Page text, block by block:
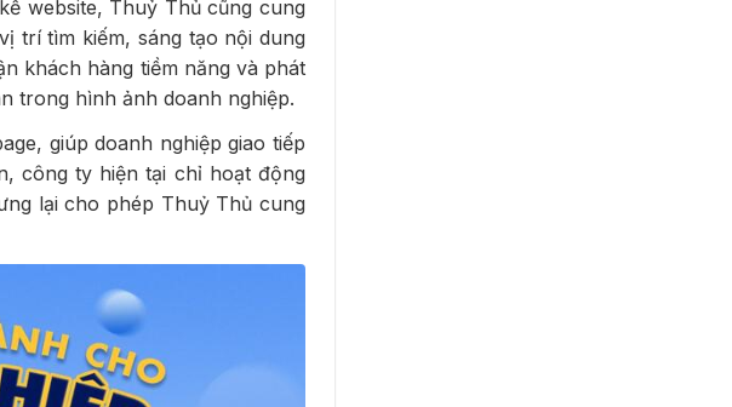
website, Thuỷ Thủ cũng cung
trí tìm kiếm, sáng tạo nội dung
khách hàng tiềm năng và phát
trong hình ảnh doanh nghiệp.
giúp doanh nghiệp giao tiếp
công ty hiện tại chỉ hoạt động
lại cho phép Thuỷ Thủ cung